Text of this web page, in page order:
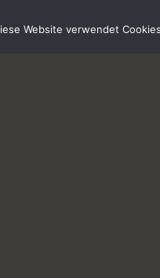
Website verwendet